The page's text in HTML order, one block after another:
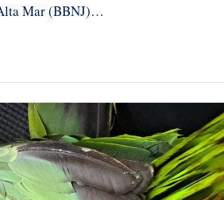
Mar (BBNJ)…